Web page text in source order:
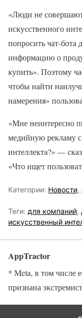
«Люди не
искусственного
попросить чат-
информацию о
купить». Поэтому
чтобы найти
намерения»
«Мне неинтересно
медийную рекламу
интеллекта?» —
«Что ищет
Категории: Новости,
Теги: для компаний,
искусственный
AppTractor
* Meta, в том числе
признана